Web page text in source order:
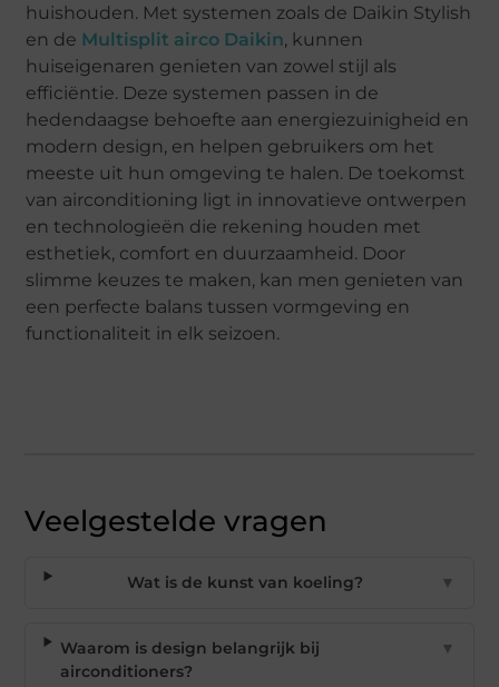
huishouden. Met systemen zoals de Daikin Stylish
en de Multisplit airco Daikin, kunnen
huiseigenaren genieten van zowel stijl als
efficiëntie. Deze systemen passen in de
hedendaagse behoefte aan energiezuinigheid en
modern design, en helpen gebruikers om het
meeste uit hun omgeving te halen. De toekomst
van airconditioning ligt in innovatieve ontwerpen
en technologieën die rekening houden met
esthetiek, comfort en duurzaamheid. Door
slimme keuzes te maken, kan men genieten van
een perfecte balans tussen vormgeving en
functionaliteit in elk seizoen.
Veelgestelde vragen
Wat is de kunst van koeling? ▼
Waarom is design belangrijk bij
airconditioners?
▼